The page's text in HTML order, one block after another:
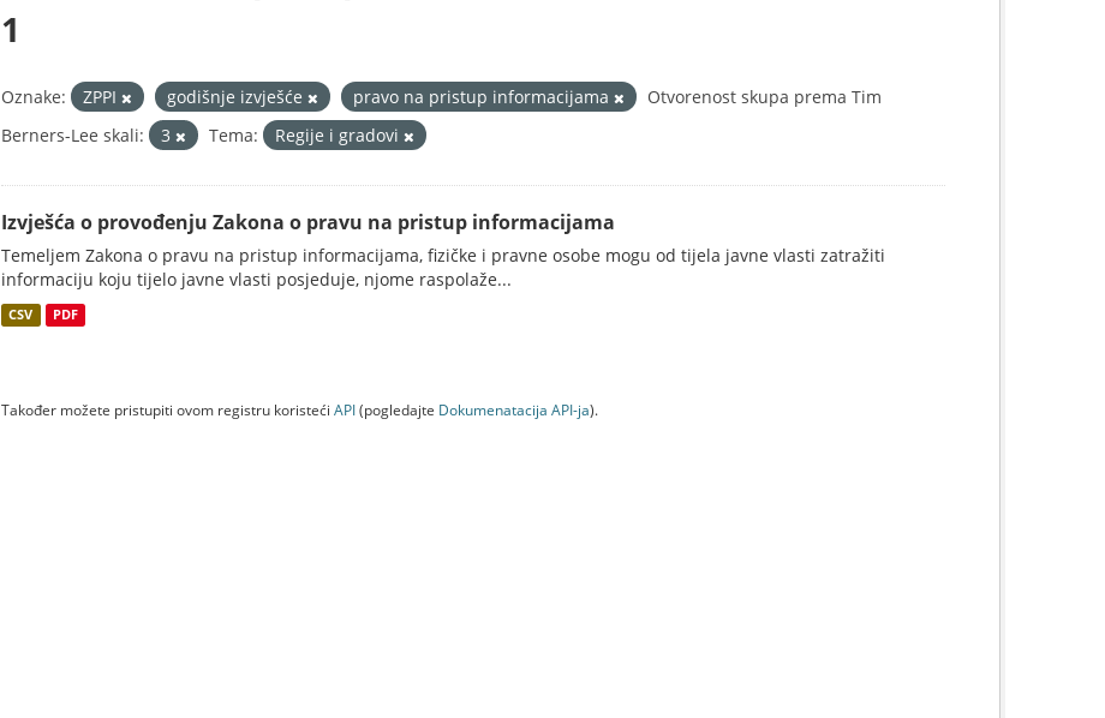
1
Oznake: ZPPI godišnje izvješće pravo na pristup informacijama
Otvorenost skupa prema Tim
Berners-Lee skali:
3 Tema: Regije i gradovi
Izvješća o provođenju Zakona o pravu na pristup informacijama
Temeljem Zakona o pravu na pristup informacijama, fizičke i pravne osobe mogu od tijela javne vlasti zatražiti
informaciju koju tijelo javne vlasti posjeduje, njome raspolaže...
CSV PDF
Također možete pristupiti ovom registru koristeći API(pogledajte Dokumenаtаcijа API-jа).